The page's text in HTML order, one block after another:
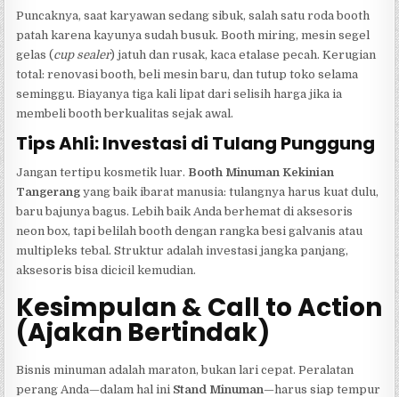
Puncaknya, saat karyawan sedang sibuk, salah satu roda booth
patah karena kayunya sudah busuk. Booth miring, mesin segel
gelas (cup sealer) jatuh dan rusak, kaca etalase pecah. Kerugian
total: renovasi booth, beli mesin baru, dan tutup toko selama
seminggu. Biayanya tiga kali lipat dari selisih harga jika ia
membeli booth berkualitas sejak awal.
Tips Ahli: Investasi di Tulang Punggung
Jangan tertipu kosmetik luar. Booth Minuman Kekinian
Tangerang yang baik ibarat manusia: tulangnya harus kuat dulu,
baru bajunya bagus. Lebih baik Anda berhemat di aksesoris
neon box, tapi belilah booth dengan rangka besi galvanis atau
multipleks tebal. Struktur adalah investasi jangka panjang,
aksesoris bisa dicicil kemudian.
Kesimpulan & Call to Action
(Ajakan Bertindak)
Bisnis minuman adalah maraton, bukan lari cepat. Peralatan
perang Anda—dalam hal ini Stand Minuman—harus siap tempur